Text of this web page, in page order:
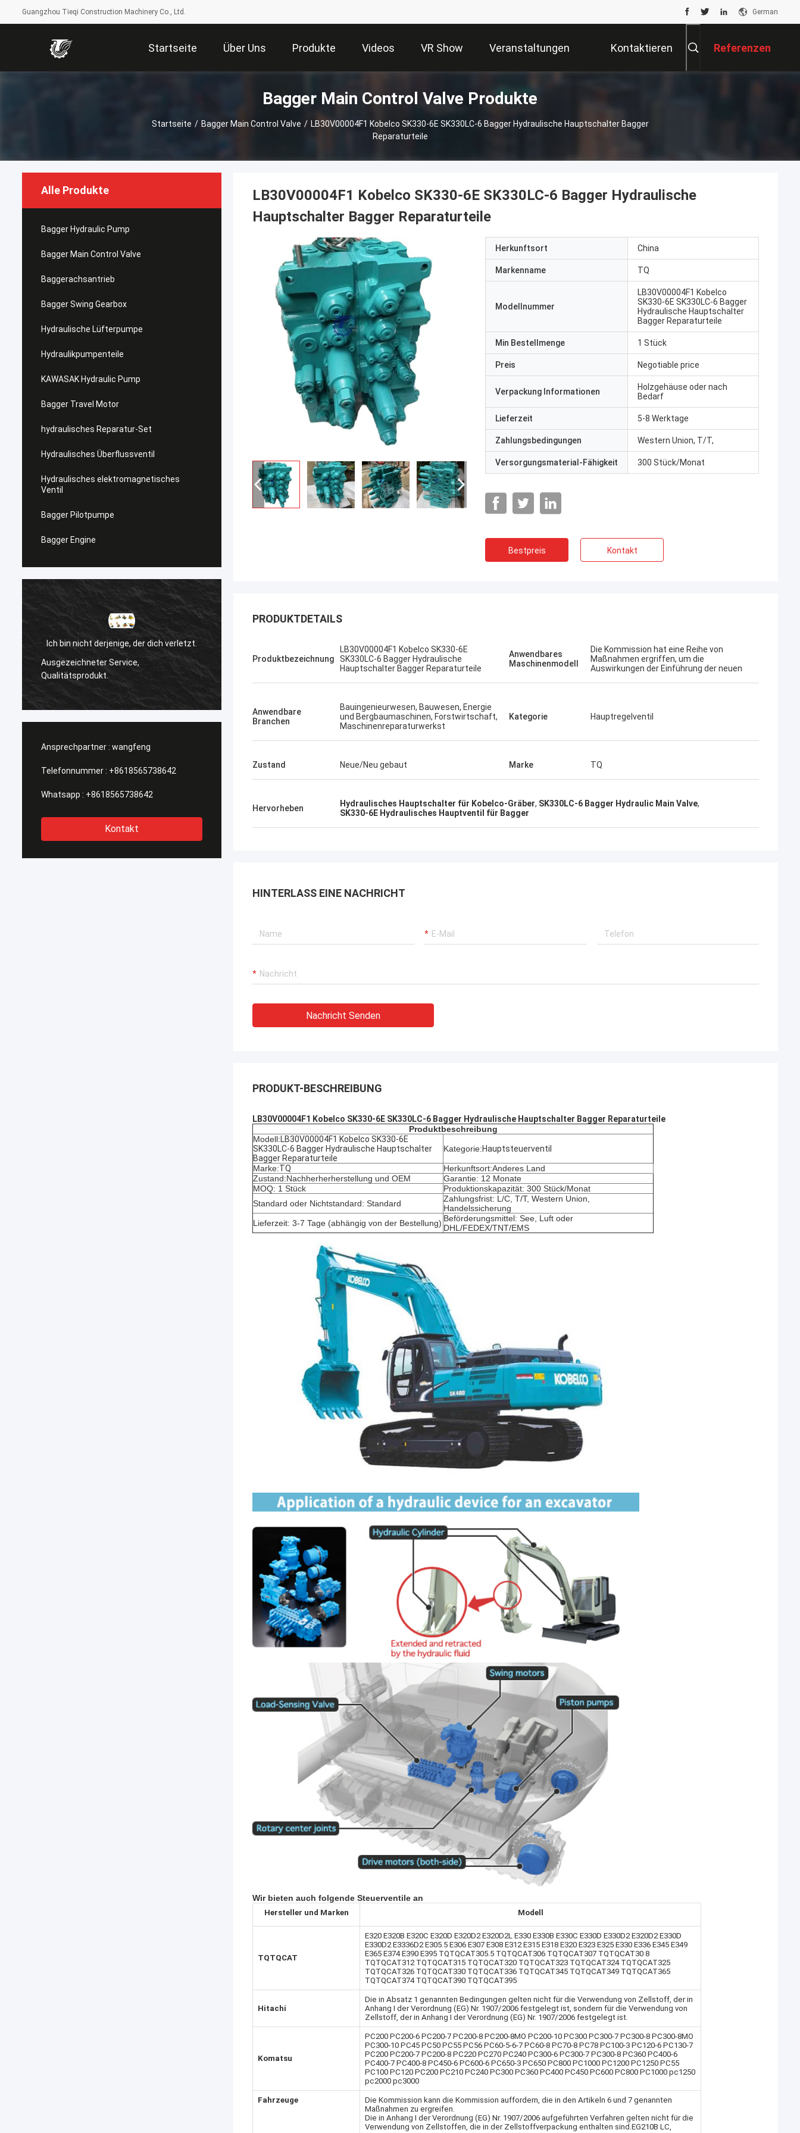
Guangzhou Tieqi Construction Machinery Co., Ltd. German
Startseite Über Uns Produkte Videos VR Show Veranstaltungen Kontaktieren Referenzen
Bagger Main Control Valve Produkte
Startseite / Bagger Main Control Valve / LB30V00004F1 Kobelco SK330-6E SK330LC-6 Bagger Hydraulische Hauptschalter Bagger
Reparaturteile
Alle Produkte
Bagger Hydraulic Pump
Bagger Main Control Valve
Baggerachsantrieb
Bagger Swing Gearbox
Hydraulische Lüfterpumpe
Hydraulikpumpenteile
KAWASAK Hydraulic Pump
Bagger Travel Motor
hydraulisches Reparatur-Set
Hydraulisches Überflussventil
Hydraulisches elektromagnetisches
Ventil
Bagger Pilotpumpe
Bagger Engine
bin nicht derjenige, der dich verletzt.
Service,
Management-Service, schnell und schnell.
Erdenetumur Kampana
ein angenehmes Einkaufen
Ich mag diese Firma. Sie sind professionell
und freundlich. Ausgezeichneter Service
und freundliche Beratung, schnelle
Ansprechpartner : wangfeng
Telefonnummer : +8618565738642
Whatsapp : +8618565738642
Kontakt
LB30V00004F1 Kobelco SK330-6E SK330LC-6 Bagger Hydraulische
Hauptschalter Bagger Reparaturteile
Herkunftsort China
Markenname TQ
Modellnummer
LB30V00004F1 Kobelco
SK330-6E SK330LC-6 Bagger
Hydraulische Hauptschalter
Bagger Reparaturteile
Min Bestellmenge 1 Stück
Preis Negotiable price
Verpackung Informationen
Holzgehäuse oder nach
Bedarf
Lieferzeit 5-8 Werktage
Zahlungsbedingungen Western Union, T/T,
Versorgungsmaterial-Fähigkeit 300 Stück/Monat
Bestpreis Kontakt
PRODUKTDETAILS
Produktbezeichnung
LB30V00004F1 Kobelco SK330-6E
SK330LC-6 Bagger Hydraulische
Hauptschalter Bagger Reparaturteile
Anwendbares
Maschinenmodell
Die Kommission hat eine Reihe von
Maßnahmen ergriffen, um die
Auswirkungen der Einführung der neuen
Anwendbare
Branchen
Bauingenieurwesen, Bauwesen, Energie
und Bergbaumaschinen, Forstwirtschaft,
Maschinenreparaturwerkst
Kategorie Hauptregelventil
Zustand Neue/Neu gebaut Marke TQ
Hervorheben Hydraulisches Hauptschalter für Kobelco-Gräber, SK330LC-6 Bagger Hydraulic Main Valve,
SK330-6E Hydraulisches Hauptventil für Bagger
HINTERLASS EINE NACHRICHT
Nachricht Senden
PRODUKT-BESCHREIBUNG
LB30V00004F1 Kobelco SK330-6E SK330LC-6 Bagger Hydraulische Hauptschalter Bagger Reparaturteile
Produktbeschreibung
Modell:LB30V00004F1 Kobelco SK330-6E
SK330LC-6 Bagger Hydraulische Hauptschalter
Bagger Reparaturteile
Kategorie:Hauptsteuerventil
Marke:TQ
Herkunftsort:Anderes Land
Zustand:Nachherherherstellung und OEM
Garantie: 12 Monate
MOQ: 1 Stück
Produktionskapazität: 300 Stück/Monat
Standard oder Nichtstandard: Standard
Zahlungsfrist: L/C, T/T, Western Union,
Handelssicherung
Lieferzeit: 3-7 Tage (abhängig von der Bestellung) Beförderungsmittel: See, Luft oder
DHL/FEDEX/TNT/EMS
Wir bieten auch folgende Steuerventile an
Hersteller und Marken Modell
TQTQCAT
E320 E320B E320C E320D E320D2 E320D2L E330 E330B E330C E330D E330D2 E320D2 E330D
E330D2 E3336D2 E305.5 E306 E307 E308 E312 E315 E318 E320 E323 E325 E330 E336 E345 E349
E365 E374 E390 E395 TQTQCAT305.5 TQTQCAT306 TQTQCAT307 TQTQCAT30 8
TQTQCAT312 TQTQCAT315 TQTQCAT320 TQTQCAT323 TQTQCAT324 TQTQCAT325
TQTQCAT326 TQTQCAT330 TQTQCAT336 TQTQCAT345 TQTQCAT349 TQTQCAT365
TQTQCAT374 TQTQCAT390 TQTQCAT395
Hitachi
Die in Absatz 1 genannten Bedingungen gelten nicht für die Verwendung von Zellstoff, der in
Anhang I der Verordnung (EG) Nr. 1907/2006 festgelegt ist, sondern für die Verwendung von
Zellstoff, der in Anhang I der Verordnung (EG) Nr. 1907/2006 festgelegt ist.
Komatsu
PC200 PC200-6 PC200-7 PC200-8 PC200-8MO PC200-10 PC300 PC300-7 PC300-8 PC300-8MO
PC300-10 PC45 PC50 PC55 PC56 PC60-5-6-7 PC60-8 PC70-8 PC78 PC100-3 PC120-6 PC130-7
PC200 PC200-7 PC200-8 PC220 PC270 PC240 PC300-6 PC300-7 PC300-8 PC360 PC400-6
PC400-7 PC400-8 PC450-6 PC600-6 PC650-3 PC650 PC800 PC1000 PC1200 PC1250 PC55
PC100 PC120 PC200 PC210 PC240 PC300 PC360 PC400 PC450 PC600 PC800 PC1000 pc1250
pc2000 pc3000
Fahrzeuge
Die Kommission kann die Kommission auffordern, die in den Artikeln 6 und 7 genannten
Maßnahmen zu ergreifen.
Die in Anhang I der Verordnung (EG) Nr. 1907/2006 aufgeführten Verfahren gelten nicht für die
Verwendung von Zellstoffen, die in der Zellstoffverpackung enthalten sind.EG210B LC,